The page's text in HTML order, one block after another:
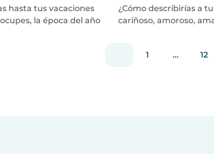
hasta tus vacaciones
la época del año
¿Cómo describirías a
cariñoso, amoroso,
recordases a papá
1 ... 12